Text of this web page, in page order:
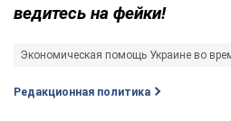
ведитесь на фейки!
Экономическая помощь Украине во
Редакционная политика